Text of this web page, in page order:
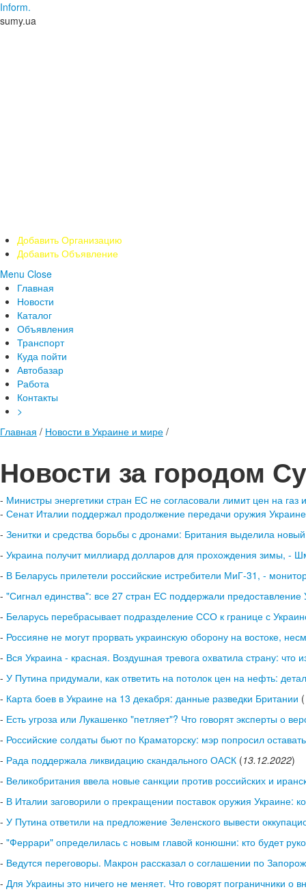
Inform.
sumy.ua
Добавить Организацию
Добавить Объявление
Menu Close
Главная
Новости
Каталог
Объявления
Транспорт
Куда пойти
Автобазар
Работа
Контакты
>
Главная / Новости в Украине и мире /
Новости за городом
- Министры энергетики стран ЕС не согласовали лимит цен на газ
- Сенат Италии поддержал продолжение передачи оружия
- Зенитки и средства борьбы с дронами: Британия выделила
- Украина получит миллиард долларов для прохождения зимы, -
- В Беларусь прилетели российские истребители МиГ-31, -
- "Сигнал единства": все 27 стран ЕС поддержали
- Беларусь перебрасывает подразделение ССО к границе с
- Россияне не могут прорвать украинскую оборону на востоке,
- Вся Украина - красная. Воздушная тревога охватила страну: что
- У Путина придумали, как ответить на потолок цен на нефть:
- Карта боев в Украине на 13 декабря: данные разведки Британии (
- Есть угроза или Лукашенко "петляет"? Что говорят эксперты о
- Российские солдаты бьют по Краматорску: мэр попросил
- Рада поддержала ликвидацию скандального ОАСК (13.12.2022)
- Великобритания ввела новые санкции против российских и
- В Италии заговорили о прекращении поставок оружия Украине:
- У Путина ответили на предложение Зеленского вывести
- "Феррари" определилась с новым главой конюшни: кто будет
- Ведутся переговоры. Макрон рассказал о соглашении по
- Для Украины это ничего не меняет. Что говорят пограничники о